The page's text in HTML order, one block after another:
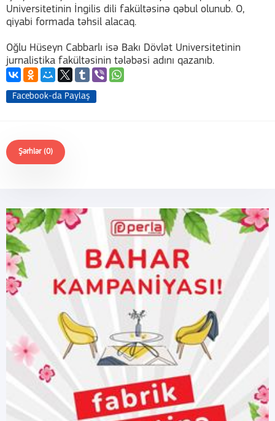
Universitetinin İngilis dili fakültəsinə qəbul olunub. O,
qiyabi formada təhsil alacaq.
Oğlu Hüseyn Cabbarlı isə Bakı Dövlət Universitetinin
jurnalistika fakültəsinin tələbəsi adını qazanıb.
Facebook-da Paylaş
Şərhlər (0)